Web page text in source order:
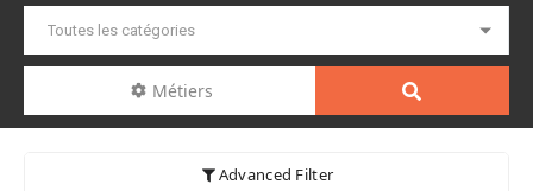
Métiers
Advanced Filter